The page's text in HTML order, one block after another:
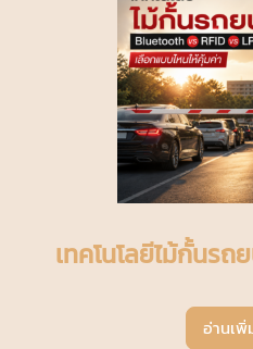
เทคโนโลยีไม้กั้นร
อ่านเพิ่